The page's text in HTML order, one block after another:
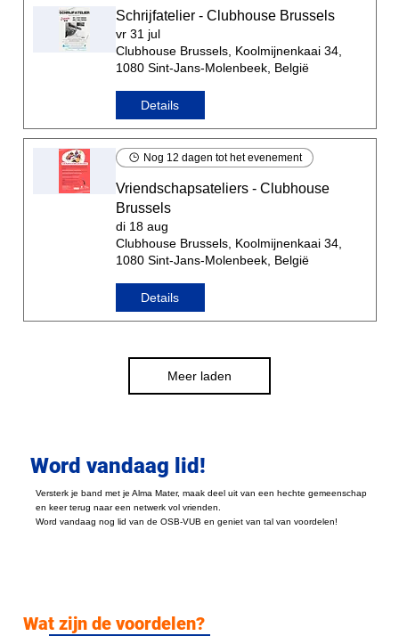
abortuszorg
Der Meeren opnieuw in de kijker
Beheerdersaccount OSB-VUB
Schrijfatelier - Clubhouse Brussels
vr 31 jul
Clubhouse Brussels, Koolmijnenkaai 34,
1080 Sint-Jans-Molenbeek, België
Details
Nog 12 dagen tot het evenement
Vriendschapsateliers - Clubhouse
Brussels
di 18 aug
Clubhouse Brussels, Koolmijnenkaai 34,
1080 Sint-Jans-Molenbeek, België
Details
Meer laden
Word vandaag lid!
Versterk je band met je Alma Mater, maak deel uit van een hechte gemeenschap
en keer terug naar een netwerk vol vrienden.
Word vandaag nog lid van de OSB-VUB en geniet van tal van voordelen!
Wat zijn de voordelen?